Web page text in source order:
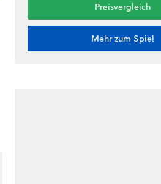
Preisvergleich
Mehr zum Spiel